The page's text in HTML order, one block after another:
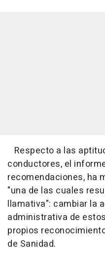
Respecto a las
conductores, el
recomendaciones, ha
"una de las cuales
llamativa": cambiar la
administrativa de
propios
de Sanidad.